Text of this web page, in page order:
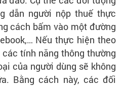
dẫn người nộp thuế thực
cách bấm vào một đường
Nếu thực hiện theo
tính năng thông thường
của người dùng sẽ không
Bằng cách này, các đối